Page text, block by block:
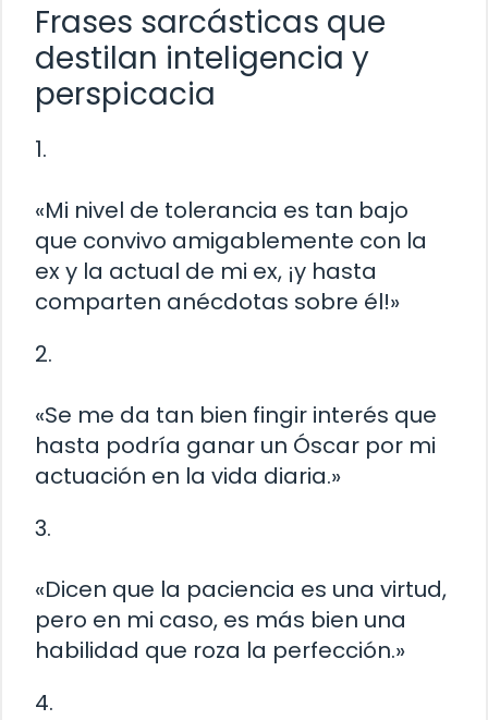
Frases sarcásticas que
destilan inteligencia y
perspicacia
1.
«Mi nivel de tolerancia es tan bajo
que convivo amigablemente con la
ex y la actual de mi ex, ¡y hasta
comparten anécdotas sobre él!»
2.
«Se me da tan bien fingir interés que
hasta podría ganar un Óscar por mi
actuación en la vida diaria.»
3.
«Dicen que la paciencia es una virtud,
pero en mi caso, es más bien una
habilidad que roza la perfección.»
4.